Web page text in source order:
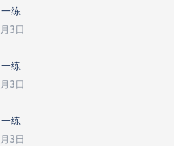
练
3日
练
3日
练
3日